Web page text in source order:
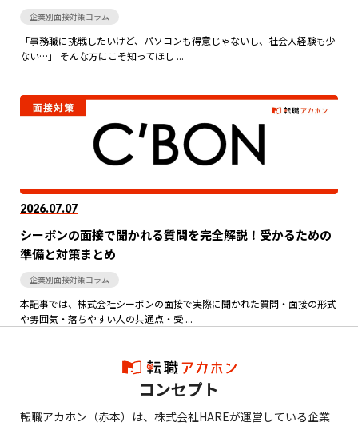
企業別面接対策コラム
「事務職に挑戦したいけど、パソコンも得意じゃないし、社会人経験も少
ない…」 そんな方にこそ知ってほし ...
2026.07.07
シーボンの面接で聞かれる質問を完全解説！受かるための
準備と対策まとめ
企業別面接対策コラム
本記事では、株式会社シーボンの面接で実際に聞かれた質問・面接の形式
や雰囲気・落ちやすい人の共通点・受 ...
コンセプト
転職アカホン（赤本）は、株式会社HAREが運営している企業